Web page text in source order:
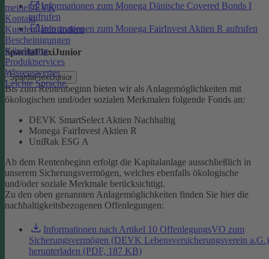
meineDEVK
Kontakt
Kundendaten ändern
Bescheinigungen
Kündigung
Produktservices
Wissenswertes
Leichte Sprache
Informationen zum Monega Dänische Covered Bonds I
aufrufen
Informationen zum Monega FairInvest Aktien R aufrufen
SpardaFlexiJunior
SpardaFlexiJunior
Bis zum Rentenbeginn bieten wir als Anlagemöglichkeiten mit
ökologischen und/oder sozialen Merkmalen folgende Fonds an:
DEVK SmartSelect Aktien Nachhaltig
Monega FairInvest Aktien R
UniRak ESG A
Ab dem Rentenbeginn erfolgt die Kapitalanlage ausschließlich in
unserem Sicherungsvermögen, welches ebenfalls ökologische
und/oder soziale Merkmale berücksichtigt.
Zu den oben genannten Anlagemöglichkeiten finden Sie hier die
nachhaltigkeitsbezogenen Offenlegungen:
Informationen nach Artikel 10 OffenlegungsVO zum
Sicherungsvermögen (DEVK Lebensversicherungsverein a.G.)
herunterladen (PDF, 187 KB)